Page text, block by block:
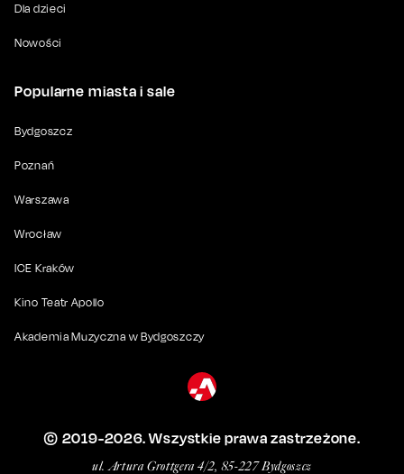
Dla dzieci
Nowości
Popularne miasta i sale
Bydgoszcz
Poznań
Warszawa
Wrocław
ICE Kraków
Kino Teatr Apollo
Akademia Muzyczna w Bydgoszczy
© 2019-2026. Wszystkie prawa zastrzeżone.
ul. Artura Grottgera 4/2, 85-227 Bydgoszcz